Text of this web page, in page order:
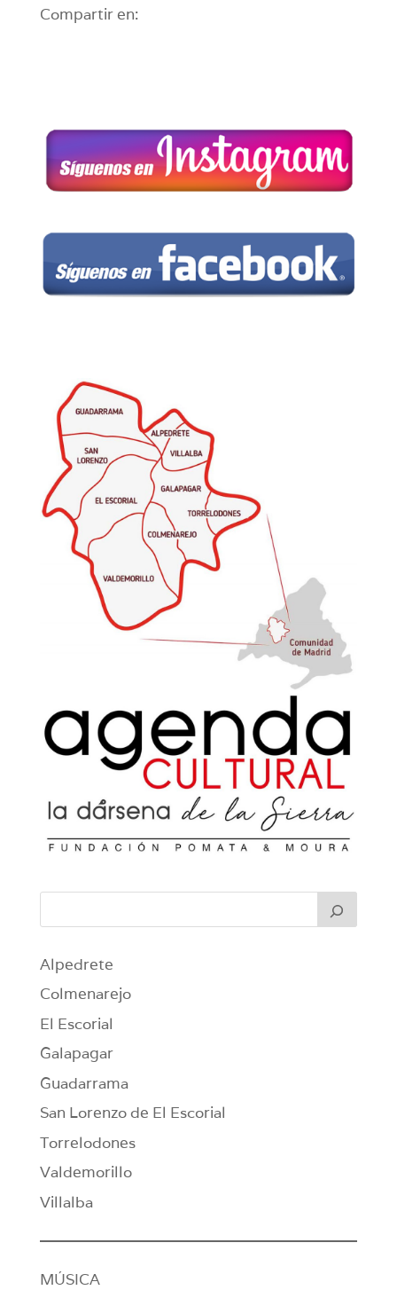
Compartir en:
Alpedrete
Colmenarejo
El Escorial
Galapagar
Guadarrama
San Lorenzo de El Escorial
Torrelodones
Valdemorillo
Villalba
MÚSICA